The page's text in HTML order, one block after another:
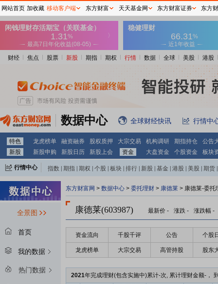
财经 焦点 股票 新股 期指 期权 行情 数据 全球 美股 港股
数据中心 全球财经快讯 行情中
特色 龙虎榜单 融资融券 股权质押 大宗交易 机构调研 期指持仓
公告
新股
新股申购 新股日历 新股上会 资金 大盘资金 个股资金 板块
行情中心 指数 期指 期权 个股 板块 排行 新股 基金 港股 美股 期货
全景图
首页
我的数据
热门数据
东方财富网 > 数据中心 > 委托理财 > 康德莱 > 康德莱-委托
康德莱(603987) 最新价 - 涨跌 - 涨跌幅 -
资金流向 千股千评 公告 个股
龙虎榜单 大宗交易 高管持股 股东
2021年完成理财(包含实施中)累计-次, 累计理财金额-，
网站首页 加收藏 移动客户端 东方财富 天天基金网 东方财富证券 东方